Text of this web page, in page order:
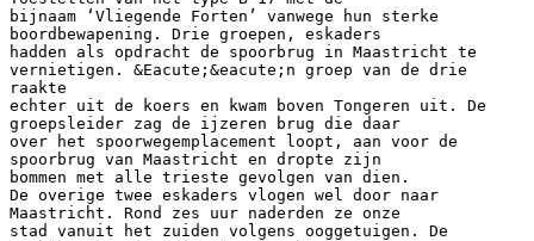
bijnaam ‘Vliegende Forten’ vanwege hun sterke
boordbewapening. Drie groepen, eskaders
hadden als opdracht de spoorbrug in Maastricht te
vernietigen. &Eacute;&eacute;n groep van de drie
raakte
echter uit de koers en kwam boven Tongeren uit. De
groepsleider zag de ijzeren brug die daar
over het spoorwegemplacement loopt, aan voor de
spoorbrug van Maastricht en dropte zijn
bommen met alle trieste gevolgen van dien.
De overige twee eskaders vlogen wel door naar
Maastricht. Rond zes uur naderden ze onze
stad vanuit het zuiden volgens ooggetuigen. De